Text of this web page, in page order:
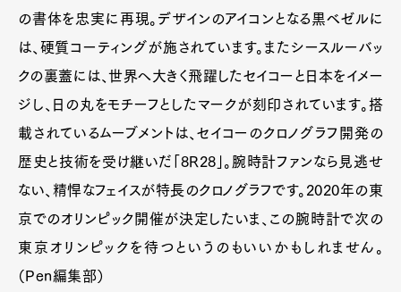
の書体を忠実に再現。デザインのアイコンとなる黒ベゼルに
は、硬質コーティングが施されています。またシースルーバッ
クの裏蓋には、世界へ大きく飛躍したセイコーと日本をイメー
ジし、日の丸をモチーフとしたマークが刻印されています。搭
載されているムーブメントは、セイコーのクロノグラフ開発の
歴史と技術を受け継いだ「8R28」。腕時計ファンなら見逃せ
ない、精悍なフェイスが特長のクロノグラフです。2020年の東
京でのオリンピック開催が決定したいま、この腕時計で次の
東京オリンピックを待つというのもいいかもしれません。
（Pen編集部）